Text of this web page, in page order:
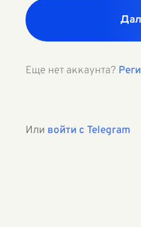
Еще нет аккаунта?
Или войти с Telegram